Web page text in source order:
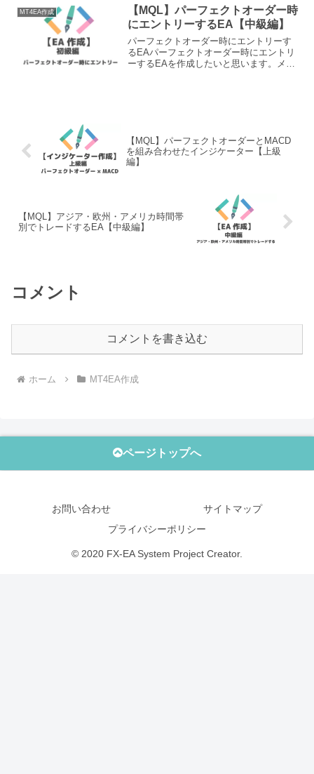
ードで書くことで、立派なEAが出来あが
ります。基...
MT4EA作成
【MQL】パーフェクトオーダー時
にエントリーするEA【中級編】
パーフェクトオーダー時にエントリーす
るEAパーフェクトオーダー時にエントリ
ーするEAを作成したいと思います。メタ
【MQL】パーフェクトオーダーとMACD
を組み合わせたインジケーター【上級
編】
【MQL】アジア・欧州・アメリカ時間帯
別でトレードするEA【中級編】
コメント
コメントを書き込む
ホーム MT4EA作成
ページトップへ
お問い合わせ
サイトマップ
プライバシーポリシー
© 2020 FX-EA System Project Creator.